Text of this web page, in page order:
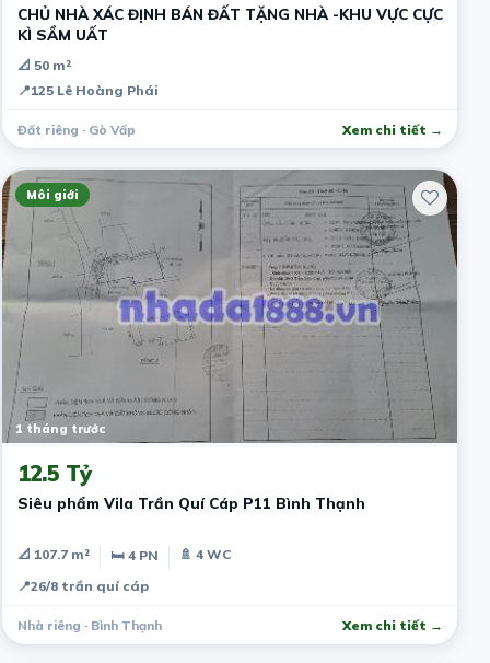
CHỦ NHÀ XÁC ĐỊNH BÁN ĐẤT TẶNG NHÀ -KHU VỰC CỰC
KÌ SẦM UẤT
📐 50 m²
📍125 Lê Hoàng Phái
Đất riêng · Gò Vấp Xem chi tiết →
Môi giới
1 tháng trước
12.5 Tỷ
Siêu phẩm Vila Trần Quí Cáp P11 Bình Thạnh
📐 107.7 m² 🛏 4 PN
🚿 4 WC
📍26/8 trần quí cáp
Nhà riêng · Bình Thạnh Xem chi tiết →